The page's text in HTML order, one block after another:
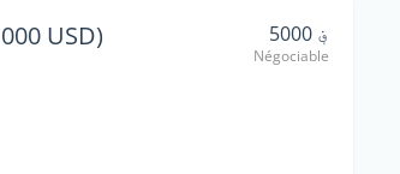
USD) ؋ 5000
Négociable